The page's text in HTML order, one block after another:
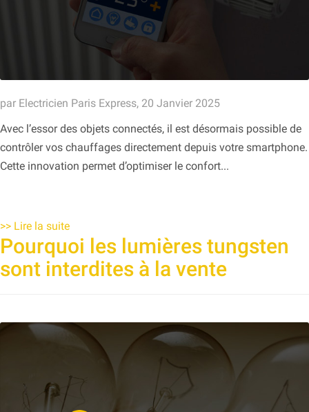
par Electricien Paris Express, 20 Janvier 2025
Avec l’essor des objets connectés, il est désormais possible de
contrôler vos chauffages directement depuis votre smartphone.
Cette innovation permet d’optimiser le confort...
>> Lire la suite
Pourquoi les lumières tungsten
sont interdites à la vente